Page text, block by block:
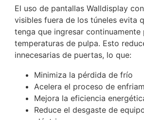
El uso de pantallas Walldisplay
visibles fuera de los túneles evita
tenga que ingresar
temperaturas de pulpa. Esto
innecesarias de puertas, lo que:
Minimiza la pérdida de frío
Acelera el proceso de
Mejora la eficiencia
Reduce el desgaste de